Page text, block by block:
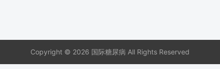
Copyright © 2026 国际糖尿病 All Rights Reserved